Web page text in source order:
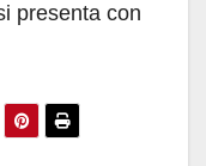
presenta con